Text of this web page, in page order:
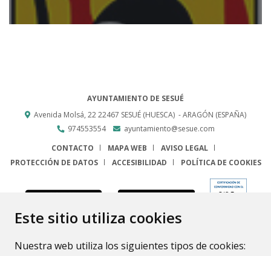
Este sitio utiliza cookies
Nuestra web utiliza los siguientes tipos de cookies:
AYUNTAMIENTO DE SESUÉ
Avenida Molsá, 2222467 SESUÉ (HUESCA) - ARAGÓN (ESPAÑA)
974553554
ayuntamiento@sesue.com
CONTACTO
MAPA WEB
AVISO LEGAL
PROTECCIÓN DE DATOS
ACCESIBILIDAD POLÍTICA DE COOKIES